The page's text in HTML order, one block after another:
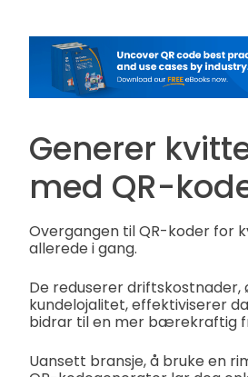
Generer
med QR-
Overgangen til QR-koder for
allerede i gang.
De reduserer driftskostnader,
kundelojalitet, effektiviserer
bidrar til en mer bærekraftig
Uansett bransje, å bruke en